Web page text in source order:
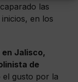
las
en los
en Jalisco,
de
el gusto por la